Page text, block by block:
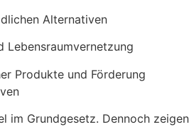
Alternativen
Lebensraumvernetzung
Produkte und Förderung
im Grundgesetz. Dennoch zeigen